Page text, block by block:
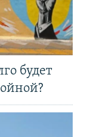
будет